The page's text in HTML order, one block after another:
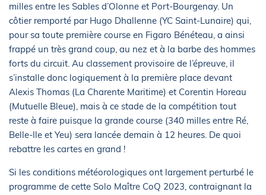
milles entre les Sables d’Olonne et Port-Bourgenay. Un
côtier remporté par Hugo Dhallenne (YC Saint-Lunaire) qui,
pour sa toute première course en Figaro Bénéteau, a ainsi
frappé un très grand coup, au nez et à la barbe des hommes
forts du circuit. Au classement provisoire de l’épreuve, il
s’installe donc logiquement à la première place devant
Alexis Thomas (La Charente Maritime) et Corentin Horeau
(Mutuelle Bleue), mais à ce stade de la compétition tout
reste à faire puisque la grande course (340 milles entre Ré,
Belle-Ile et Yeu) sera lancée demain à 12 heures. De quoi
rebattre les cartes en grand !
Si les conditions météorologiques ont largement perturbé le
programme de cette Solo Maître CoQ 2023, contraignant la